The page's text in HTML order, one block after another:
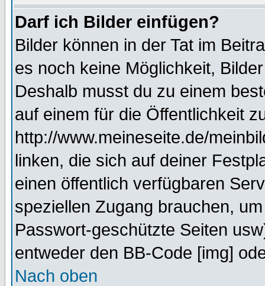
Darf ich Bilder einfügen?
Bilder können in der Tat im
es noch keine Möglichkeit,
Deshalb musst du zu einem
auf einem für die Öffentlichkeit
http://www.meineseite.de/
linken, die sich auf deiner
einen öffentlich verfügbaren
speziellen Zugang brauchen,
Passwort-geschützte Seiten
entweder den BB-Code [img]
Nach oben